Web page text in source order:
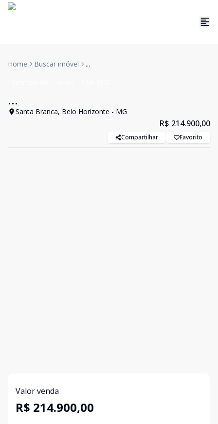
Home Buscar imóvel ...
...
Santa Branca, Belo Horizonte - MG
R$ 214.900,00
Compartilhar Favorito
Valor venda
R$ 214.900,00